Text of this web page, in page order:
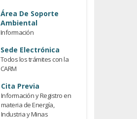
Área De Soporte
Ambiental
Información
Sede Electrónica
Todos los trámites con la
CARM
Cita Previa
Información y Registro en
materia de Energía,
Industria y Minas